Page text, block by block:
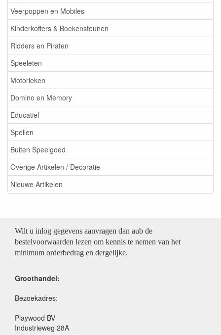
Veerpoppen en Mobiles
Kinderkoffers & Boekensteunen
Ridders en Piraten
Speeleten
Motorieken
Domino en Memory
Educatief
Spellen
Buiten Speelgoed
Overige Artikelen / Decoratie
Nieuwe Artikelen
Wilt u inlog gegevens aanvragen dan aub de
bestelvoorwaarden lezen om kennis te nemen van het
minimum orderbedrag en dergelijke.
Groothandel:
Bezoekadres:
Playwood BV
Industrieweg 28A